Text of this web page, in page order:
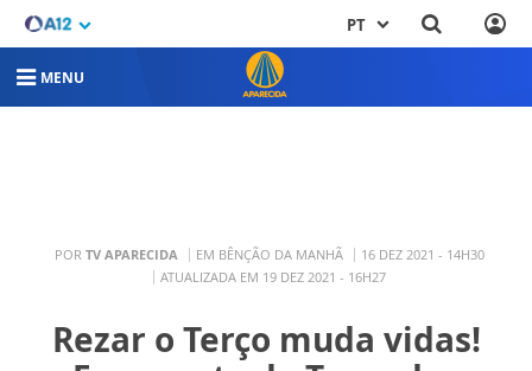
PT
MENU
POR TV APARECIDA EM BÊNÇÃO DA MANHÃ
16 DEZ 2021 - 14H30
ATUALIZADA EM 19 DEZ 2021 - 16H27
Rezar o Terço muda vidas!